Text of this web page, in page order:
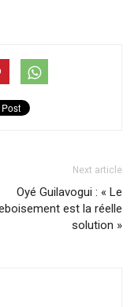
Next article
Oyé Guilavogui : « Le
est la réelle
solution »